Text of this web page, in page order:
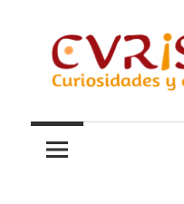
contenido
Curistoria
y
anécdotas